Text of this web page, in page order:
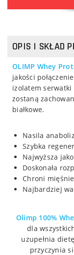
OPIS I SKŁAD
OLIMP Whey
jakości
izolatem serwatki
zostaną
białkowe.
Nasila
Szybka
Najwyższa
Doskonała
Chroni
Najbardziej
Olimp 100%
dla
uzupełnia
przyczynia